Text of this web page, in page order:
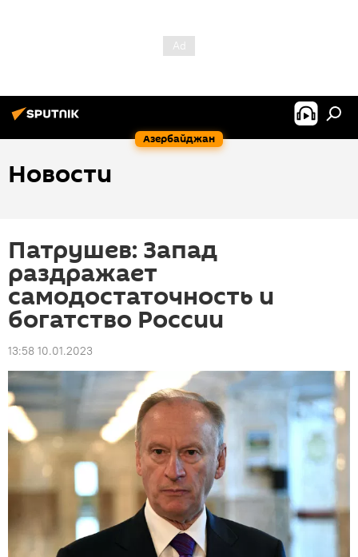
Азербайджан
Новости
Патрушев: Запад
раздражает
самодостаточность и
богатство России
13:58 10.01.2023